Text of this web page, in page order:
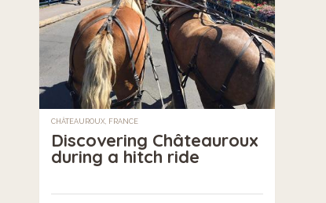
CHÂTEAUROUX, FRANCE
Discovering Châteauroux
during a hitch ride